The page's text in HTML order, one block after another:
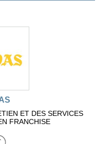
ET DES SERVICES
FRANCHISE